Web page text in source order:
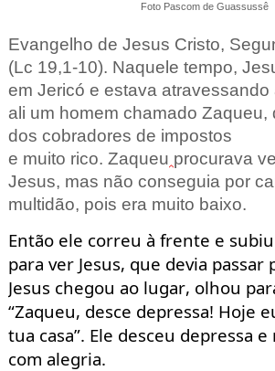
Foto Pascom de Guassussê
Evangelho de Jesus Cristo,
(Lc 19,1-10). Naquele tempo,
em Jericó e estava atravessando
ali um homem chamado Zaqueu,
dos cobradores de impostos
e muito rico. Zaqueu procurava
Jesus, mas não conseguia por
multidão, pois era muito baixo.
Então ele correu à frente e
para ver Jesus, que devia passar
Jesus chegou ao lugar, olhou
“Zaqueu, desce depressa! Hoje
tua casa”. Ele desceu depressa e
com alegria.